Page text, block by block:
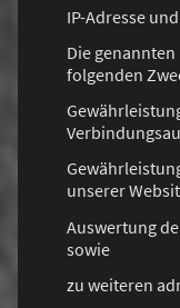
IP-Adresse
Die
folgenden
unserer
Auswertung
sowie
zu weiteren